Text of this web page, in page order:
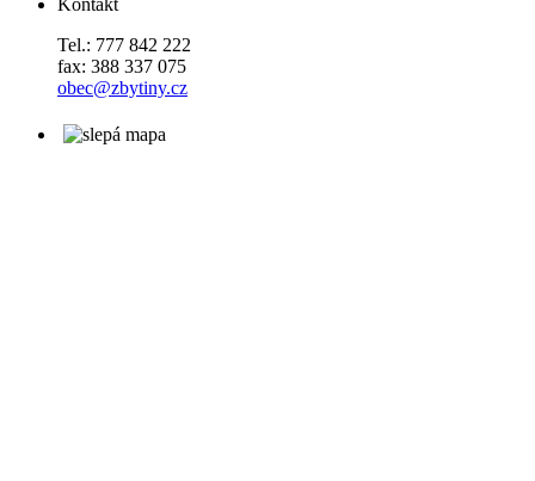
Kontakt
Tel.: 777 842 222
fax: 388 337 075
obec@zbytiny.cz